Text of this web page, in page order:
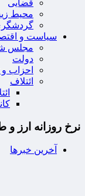
قضایی
محیط
سیاست و
مجلس
دولت
احزاب
ائتلاف
نرخ روزانه ارز و
آخرین خبرها